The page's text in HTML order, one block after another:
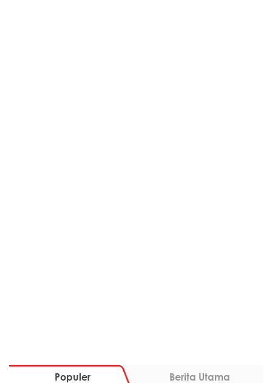
Populer Berita Utama